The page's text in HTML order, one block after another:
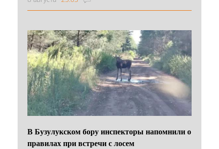
В Бузулукском бору инспекторы напомнили о
правилах при встречи с лосем